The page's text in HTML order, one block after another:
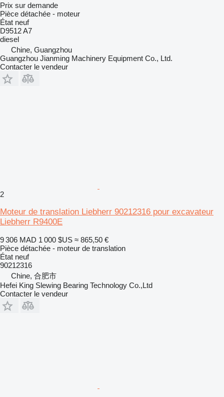
Prix sur demande
Pièce détachée - moteur
État neuf
D9512 A7
diesel
Chine, Guangzhou
Guangzhou Jianming Machinery Equipment Co., Ltd.
Contacter le vendeur
2
Moteur de translation Liebherr 90212316 pour excavateur
Liebherr R9400E
9 306 MAD 1 000 $US ≈ 865,50 €
Pièce détachée - moteur de translation
État neuf
90212316
Chine, 合肥市
Hefei King Slewing Bearing Technology Co.,Ltd
Contacter le vendeur